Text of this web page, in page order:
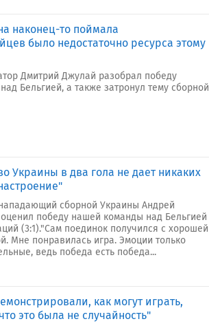
наконец-то поймала
было недостаточно ресурса этому
Дмитрий Джулай разобрал победу
Бельгией, а также затронул тему сборной
в два гола не дает никаких
сборной Украины Андрей
победу нашей команды над Бельгией
(3:1)."Сам поединок получился с хорошей
Мне понравилась игра. Эмоции только
ведь победа есть победа...
как могут играть,
это была не случайность"